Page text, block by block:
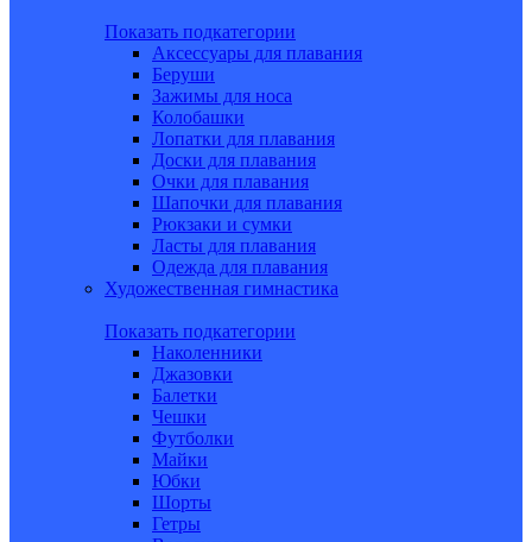
Показать подкатегории
Аксессуары для плавания
Беруши
Зажимы для носа
Колобашки
Лопатки для плавания
Доски для плавания
Очки для плавания
Шапочки для плавания
Рюкзаки и сумки
Ласты для плавания
Одежда для плавания
Художественная гимнастика
Показать подкатегории
Наколенники
Джазовки
Балетки
Чешки
Футболки
Майки
Юбки
Шорты
Гетры